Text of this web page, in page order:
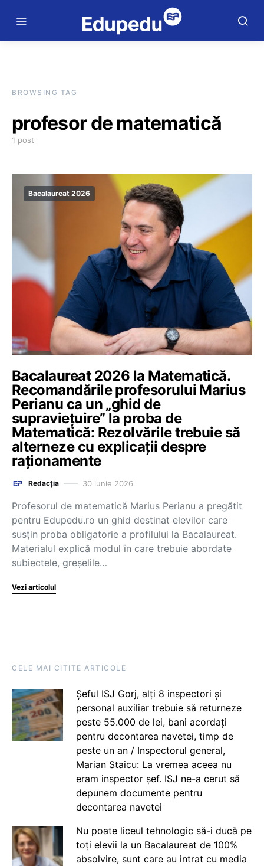
BROWSING TAG
profesor de matematică
1 post
Bacalaureat 2026
Bacalaureat 2026 la Matematică.
Recomandările profesorului Marius
Perianu ca un „ghid de
supraviețuire” la proba de
Matematică: Rezolvările trebuie să
alterneze cu explicații despre
raționamente
Redacția 30 iunie 2026
Profesorul de matematică Marius Perianu a pregătit
pentru Edupedu.ro un ghid destinat elevilor care
susțin proba obligatorie a profilului la Bacalaureat.
Materialul explică modul în care trebuie abordate
subiectele, greșelile…
Vezi articolul
CELE MAI CITITE ARTICOLE
Șeful ISJ Gorj, alți 8 inspectori și
personal auxiliar trebuie să returneze
peste 55.000 de lei, bani acordați
pentru decontarea navetei, timp de
peste un an / Inspectorul general,
Marian Staicu: La vremea aceea nu
eram inspector șef. ISJ ne-a cerut să
depunem documente pentru
decontarea navetei
Nu poate liceul tehnologic să-i ducă pe
toți elevii la un Bacalaureat de 100%
absolvire, sunt care au intrat cu media